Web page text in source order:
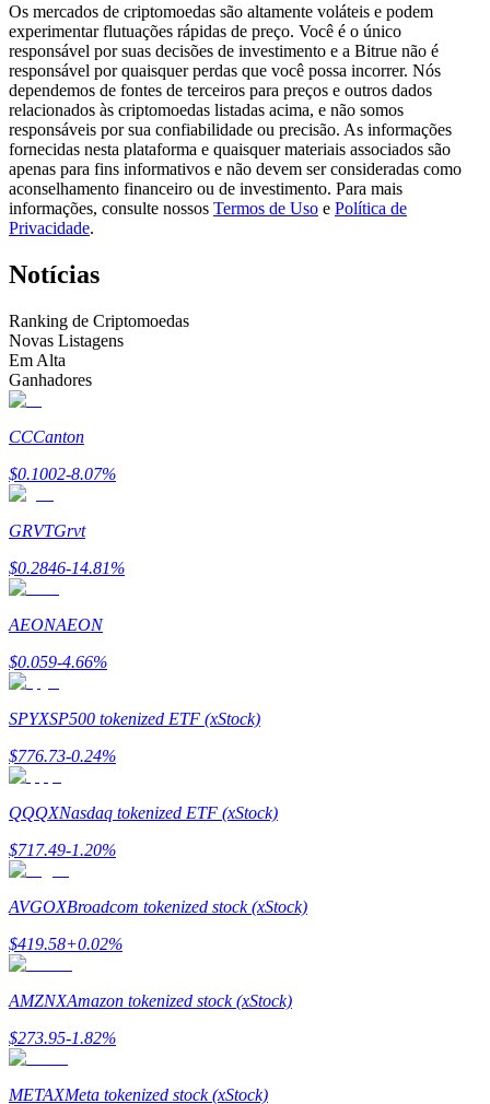
Torne-se um Trader de Cópias
Desfrute da partilha de lucros e comissões de copy trading
Análise de big data, incluindo informações comerciais, etc.
Guia
Os mercados de criptomoedas são altamente voláteis e podem
experimentar flutuações rápidas de preço. Você é o único
responsável por suas decisões de investimento e a Bitrue não é
responsável por quaisquer perdas que você possa incorrer. Nós
dependemos de fontes de terceiros para preços e outros dados
relacionados às criptomoedas listadas acima, e não somos
responsáveis por sua confiabilidade ou precisão. As informações
fornecidas nesta plataforma e quaisquer materiais associados são
apenas para fins informativos e não devem ser consideradas como
aconselhamento financeiro ou de investimento. Para mais
informações, consulte nossos Termos de Uso e Política de
Privacidade.
Notícias
Ranking de Criptomoedas
Novas Listagens
Em Alta
Ganhadores
CCCanton
$0.1002-8.07%
GRVTGrvt
$0.2846-14.81%
AEONAEON
$0.059-4.66%
SPYXSP500 tokenized ETF (xStock)
$776.73-0.24%
QQQXNasdaq tokenized ETF (xStock)
$717.49-1.20%
AVGOXBroadcom tokenized stock (xStock)
$419.58+0.02%
AMZNXAmazon tokenized stock (xStock)
$273.95-1.82%
METAXMeta tokenized stock (xStock)